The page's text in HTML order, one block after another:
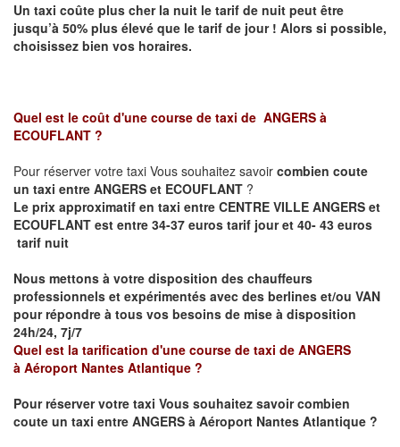
Un taxi coûte plus cher la nuit le tarif de nuit peut être
jusqu’à 50% plus élevé que le tarif de jour ! Alors si possible,
choisissez bien vos horaires.
Quel est le coût d'une course de taxi de ANGERS à
ECOUFLANT ?
Pour réserver votre taxi Vous souhaitez savoir combien coute
un taxi entre ANGERS et ECOUFLANT ?
Le prix approximatif en taxi entre CENTRE VILLE ANGERS et
ECOUFLANT est entre 34-37 euros tarif jour et 40- 43 euros
tarif nuit
Nous mettons à votre disposition des chauffeurs
professionnels et expérimentés avec des berlines et/ou VAN
pour répondre à tous vos besoins de mise à disposition
24h/24, 7j/7
Quel est la tarification d'une course de taxi de ANGERS
à Aéroport Nantes Atlantique ?
Pour réserver votre taxi Vous souhaitez savoircombien
coute un taxi entre ANGERS à Aéroport Nantes Atlantique ?